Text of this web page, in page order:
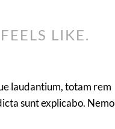
LIKE.
laudantium, totam rem
sunt explicabo. Nemo